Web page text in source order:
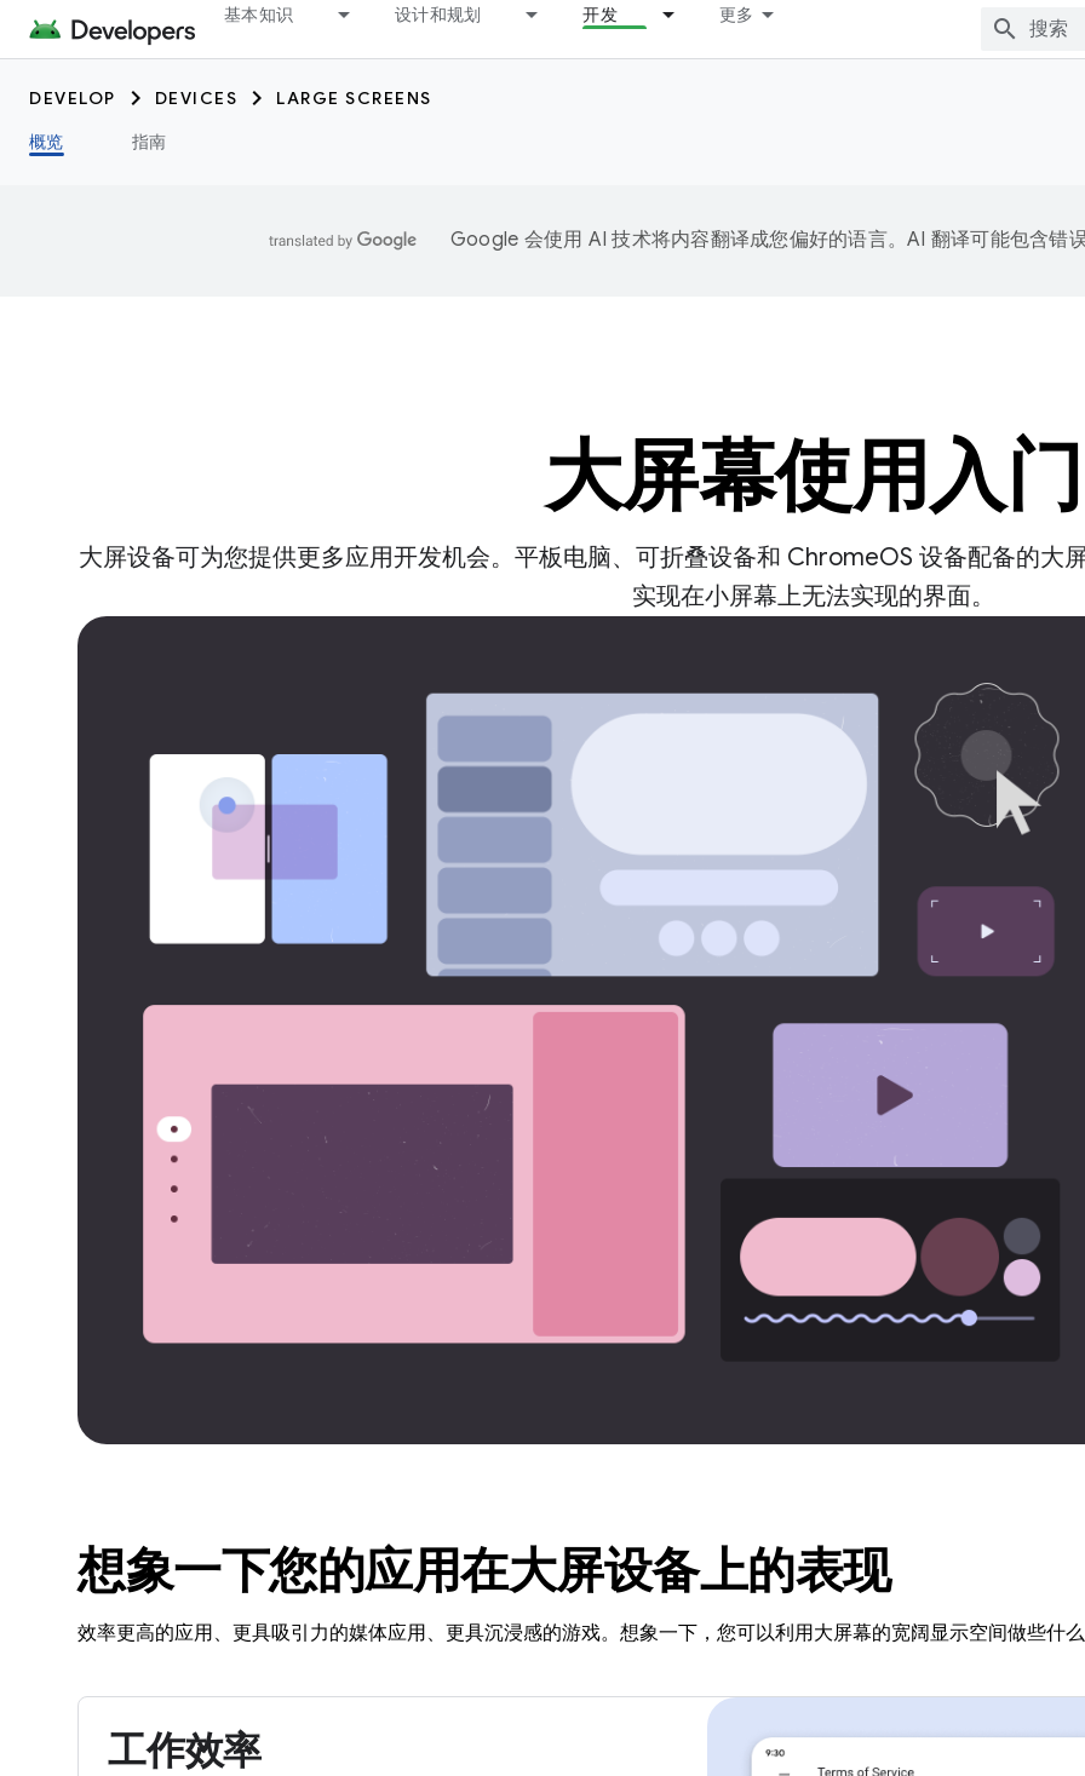
基本知识 设计和规划 开发 更多
DEVELOP DEVICES
LARGE SCREENS
概览
指南
Google 会使用 AI 技术将内容翻译成您偏好的语言。AI 翻译可能包含错
大屏幕使用入门
大屏设备可为您提供更多应用开发机会。平板电脑、可折叠设备和 ChromeOS 设备配备的大
实现在小屏幕上无法实现的界面。
想象一下您的应用在大屏设备上的表现
效率更高的应用、更具吸引力的媒体应用、更具沉浸感的游戏。想象一下，您可以利用大屏幕的宽阔显示空间做些什
工作效率